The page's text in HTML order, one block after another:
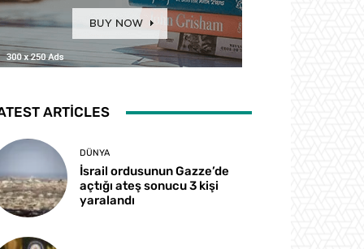
ARTICLES
DÜNYA
İsrail ordusunun Gazze’de
açtığı ateş sonucu 3 kişi
yaralandı